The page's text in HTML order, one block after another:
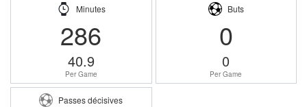
Minutes
286
40.9
Per Game
Buts
0
0
Per Game
Passes décisives